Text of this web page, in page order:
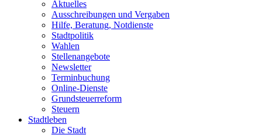
Aktuelles
Ausschreibungen und Vergaben
Hilfe, Beratung, Notdienste
Stadtpolitik
Wahlen
Stellenangebote
Newsletter
Terminbuchung
Online-Dienste
Grundsteuerreform
Steuern
Stadtleben
Die Stadt